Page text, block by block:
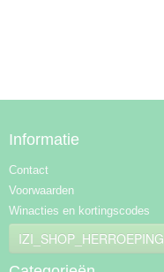
Informatie
Contact
Voorwaarden
Winacties en kortingscodes
IZI_SHOP_HERROEPING